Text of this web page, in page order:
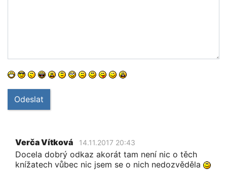
Odeslat
Verča Vítková 14.11.2017 20:43
Docela dobrý odkaz akorát tam není nic o těch
knížatech vůbec nic jsem se o nich nedozvěděla